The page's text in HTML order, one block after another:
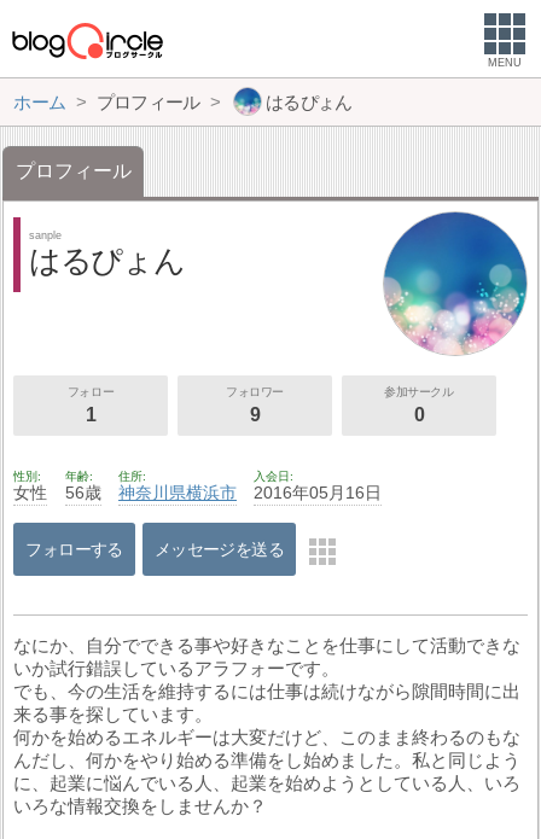
MENU
ホーム プロフィール はるぴょん
プロフィール
sanple
はるぴょん
フォロー
1
フォロワー
9
参加サークル
0
性別
女性
年齢
56歳
住所
神奈川県横浜市
入会日
2016年05月16日
フォローする メッセージを送る
なにか、自分でできる事や好きなことを仕事にして活動できな
いか試行錯誤しているアラフォーです。
でも、今の生活を維持するには仕事は続けながら隙間時間に出
来る事を探しています。
何かを始めるエネルギーは大変だけど、このまま終わるのもな
んだし、何かをやり始める準備をし始めました。私と同じよう
に、起業に悩んでいる人、起業を始めようとしている人、いろ
いろな情報交換をしませんか？